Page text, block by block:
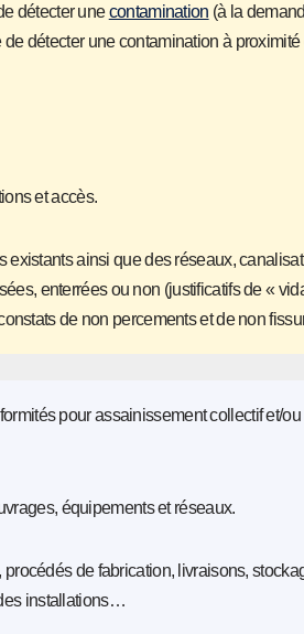
détecter unecontamination (à la
détecter une contamination à
et accès.
existants ainsi que des réseaux,
enterrées ou non (justificatifs de «
de non percements et de non
pour assainissement collectif et/
équipements et réseaux.
de fabrication, livraisons,
installations…